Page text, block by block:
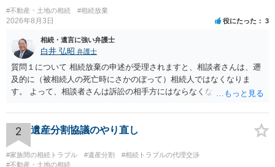
#不動産・土地の相続 #相続放棄
2026年8月3日 役にたった 3
相続・遺言に強い弁護士
白井 弘昭 弁護士
質問１について 相続放棄の申述が受理されますと、相談者さんは、遡
及的に（被相続人の死亡時にさかのぼって）相続人ではなくなりま
す。 よって、相談者さんは訴訟の相手方にはならなくなるので（明け
理証明を家庭裁判所で取得し、コピーを答弁書に添えて裁判所に提出
してください。 質問２について 請求棄却を求める答弁書を提出すれ
ば、第１回期日は出席する必要がありません。その日は差支え（用事
があり出席できない）との記載で十分です。 質問３について 弁護士で
はないので、ｍｉｎｔｓでの提出の必要は無いと思います。郵送（期
2 遺産分割協議のやり直し
#家族間の相続トラブル #遺産分割
#相続トラブルの代理交渉
#不動産・土地の相続